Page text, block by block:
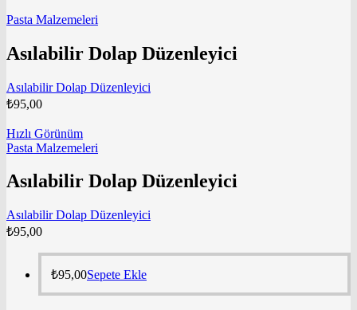
Pasta Malzemeleri
Asılabilir Dolap Düzenleyici
Asılabilir Dolap Düzenleyici
₺95,00
Hızlı Görünüm
Pasta Malzemeleri
Asılabilir Dolap Düzenleyici
Asılabilir Dolap Düzenleyici
₺95,00
₺95,00Sepete Ekle